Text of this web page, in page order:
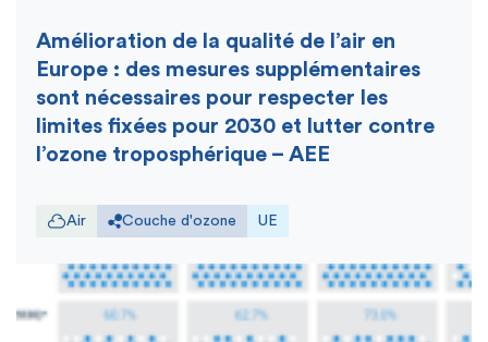
Amélioration de la qualité de l’air en
Europe : des mesures supplémentaires
sont nécessaires pour respecter les
limites fixées pour 2030 et lutter contre
l’ozone troposphérique – AEE
Air Couche d'ozone UE